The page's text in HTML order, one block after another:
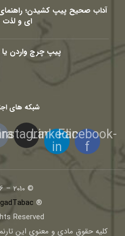
آداب صحیح پیپ کشیدن؛
ای و
پیپ چرچ واردن
شبکه های
Facebook-
f
Linkedin-
in
© 2010 – 2026
®
Reserved
كليه حقوق مادی و معنوی اين